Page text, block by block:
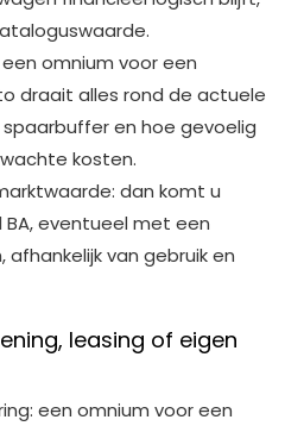
omnium voor een
draait alles rond de actuele
en hoe gevoelig
kosten.
dan komt u
BA, eventueel met een
van gebruik en
leasing of eigen
een omnium voor een